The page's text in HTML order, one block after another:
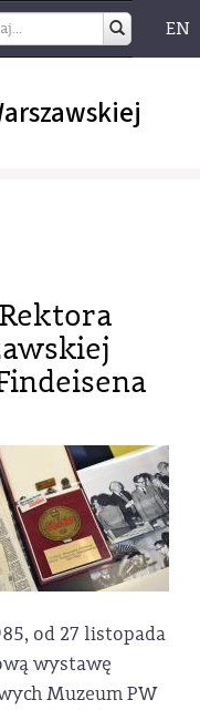
EN
od 27 listopada
wystawę
Muzeum PW